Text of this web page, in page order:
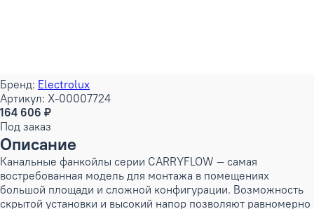
Бренд: Electrolux
Артикул: X-00007724
164 606 ₽
Под заказ
Описание
Канальные фанкойлы серии CARRYFLOW — самая
востребованная модель для монтажа в помещениях
большой площади и сложной конфигурации. Возможность
скрытой установки и высокий напор позволяют равномерно